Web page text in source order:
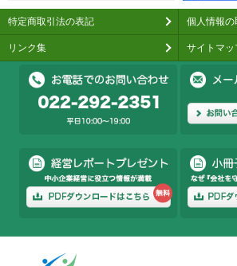
特定商取引法の表記 個人情報の
リンク集 サイトマッ